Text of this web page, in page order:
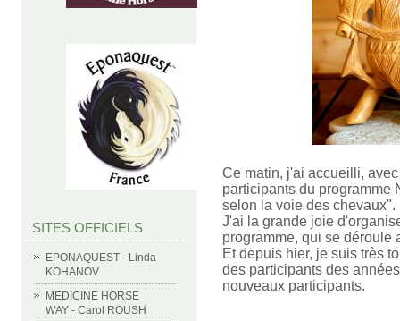
SITES OFFICIELS
EPONAQUEST - Linda
KOHANOV
MEDICINE HORSE
WAY - Carol ROUSH
Ce matin, j'ai accueilli,
participants du programme
selon la voie des chevaux".
J'ai la grande joie
programme, qui se déroule
Et depuis hier, je suis très
des participants des
nouveaux participants.